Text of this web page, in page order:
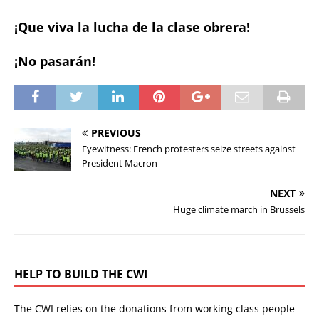
¡Que viva la lucha de la clase obrera!
¡No pasarán!
PREVIOUS
Eyewitness: French protesters seize streets against
President Macron
NEXT
Huge climate march in Brussels
HELP TO BUILD THE CWI
The CWI relies on the donations from working class people